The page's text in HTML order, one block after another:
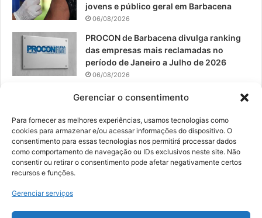
Gerenciar o consentimento
Para fornecer as melhores experiências, usamos tecnologias como
cookies para armazenar e/ou acessar informações do dispositivo. O
consentimento para essas tecnologias nos permitirá processar dados
como comportamento de navegação ou IDs exclusivos neste site. Não
consentir ou retirar o consentimento pode afetar negativamente certos
recursos e funções.
Gerenciar serviços
jovens e público geral em Barbacena
06/08/2026
PROCON de Barbacena divulga ranking
das empresas mais reclamadas no
período de Janeiro a Julho de 2026
06/08/2026
Prefeitura convoca organizações de
Resíduos Sólidos
05/08/2026
© 2026, Todos os direitos reservados | Desenvolvido por:
Digital Business| Hospedado por:NP Publicidade